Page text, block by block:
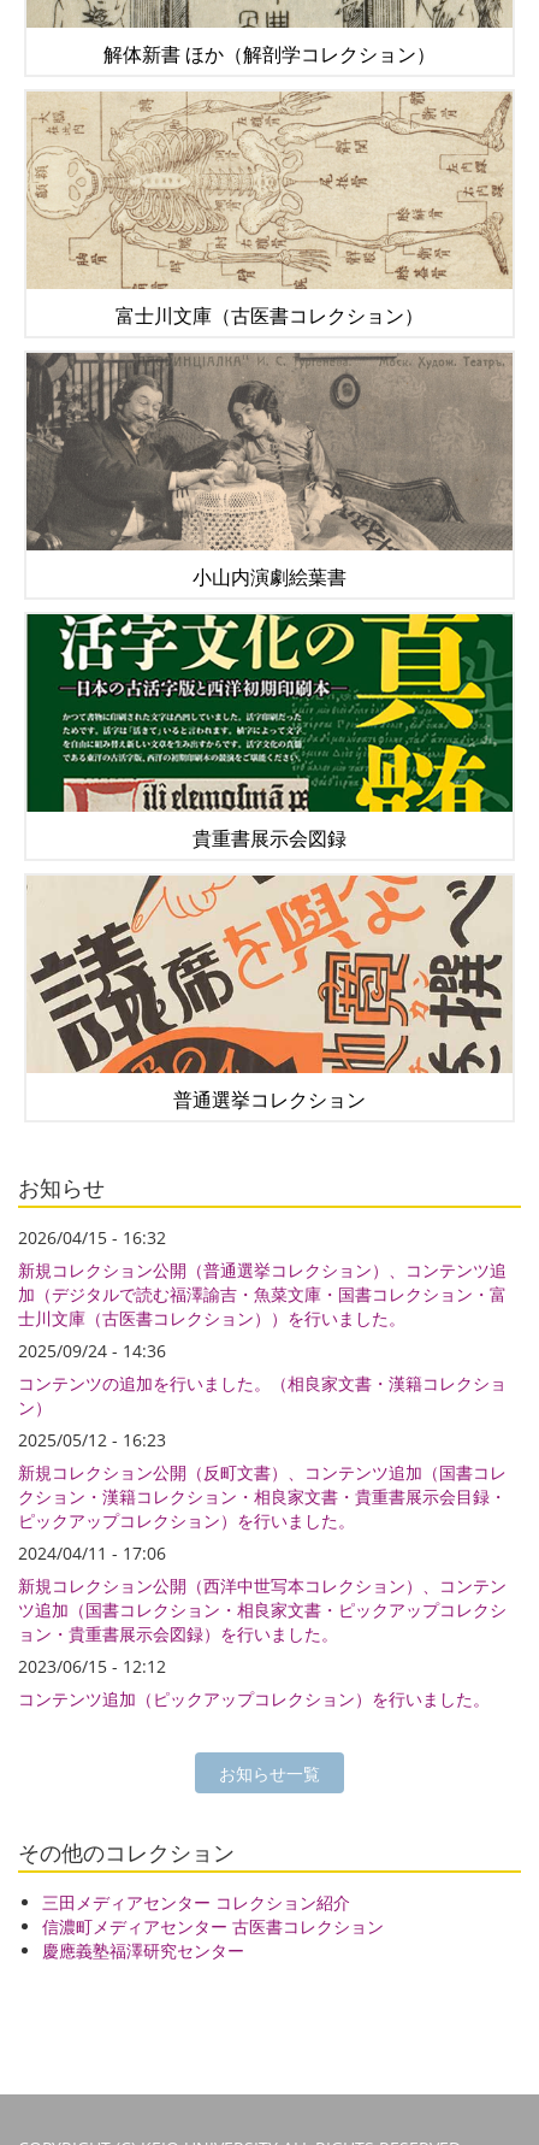
解体新書 ほか（解剖学コレクション）
富士川文庫（古医書コレクション）
小山内演劇絵葉書
貴重書展示会図録
普通選挙コレクション
お知らせ
2026/04/15 - 16:32
新規コレクション公開（普通選挙コレクション）、コンテンツ追
加（デジタルで読む福澤諭吉・魚菜文庫・国書コレクション・富
士川文庫（古医書コレクション））を行いました。
2025/09/24 - 14:36
コンテンツの追加を行いました。（相良家文書・漢籍コレクショ
ン）
2025/05/12 - 16:23
新規コレクション公開（反町文書）、コンテンツ追加（国書コレ
クション・漢籍コレクション・相良家文書・貴重書展示会目録・
ピックアップコレクション）を行いました。
2024/04/11 - 17:06
新規コレクション公開（西洋中世写本コレクション）、コンテン
ツ追加（国書コレクション・相良家文書・ピックアップコレクシ
ョン・貴重書展示会図録）を行いました。
2023/06/15 - 12:12
コンテンツ追加（ピックアップコレクション）を行いました。
お知らせ一覧
その他のコレクション
三田メディアセンター コレクション紹介
信濃町メディアセンター 古医書コレクション
慶應義塾福澤研究センター